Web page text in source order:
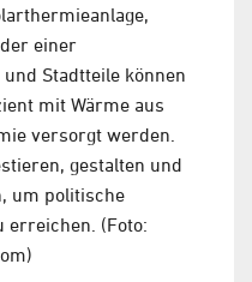
einer
Stadtteile können
mit Wärme aus
versorgt werden.
gestalten und
um politische
erreichen. (Foto: